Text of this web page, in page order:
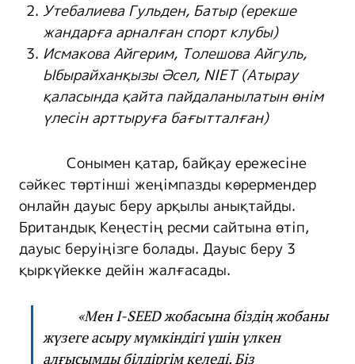
Утебалиева Гульден, Батыр (ерекше
жандарғаарналған спорт клубы)
Исмакова Айгерим, Толешова Айгуль,
Ыбырайханқызы Әсел, NIET (Атырау
қаласында қайта пайдаланылатынөнім
үлесін арттыруға бағытталған)
Сонымен қатар, байқау ережесіне
сәйкес төртінші жеңімпазды көрермендер
онлайн дауыс беру арқылы анықтайды.
Британдық Кеңестің ресми сайтына өтіп,
дауыс беруіңізге болады. Дауыс беру 3
қыркүйекке дейін жалғасады.
«Мен I-SEED жобасына біздің жобаны
жүзеге асыру мүмкіндігі үшін үлкен
алғысымды білдіргім келеді. Біз